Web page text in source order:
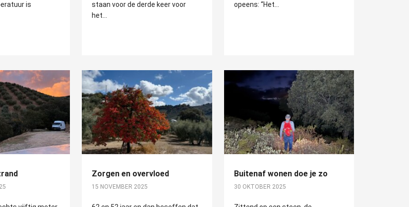
is
staan voor de derde keer voor
het...
opeens: “Het...
Zorgen en overvloed
15 NOVEMBER 2025
Buitenaf wonen doe je zo
30 OKTOBER 2025